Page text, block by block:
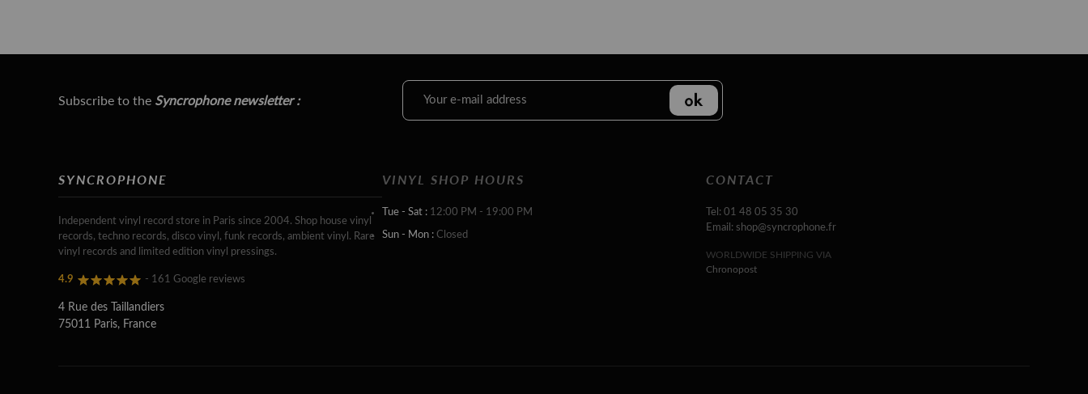
Subscribe to the Syncrophone newsletter :
SYNCROPHONE
Independent vinyl record store in Paris since 2004. Shop house vinyl
records, techno records, disco vinyl, funk records, ambient vinyl. Rare
vinyl records and limited edition vinyl pressings.
4.9 - 161 Google reviews
4 Rue des Taillandiers
75011 Paris, France
VINYL SHOP HOURS
Tue - Sat : 12:00 PM - 19:00 PM
Sun - Mon : Closed
CONTACT
Tel: 01 48 05 35 30
Email: shop@syncrophone.fr
WORLDWIDE SHIPPING VIA
Chronopost